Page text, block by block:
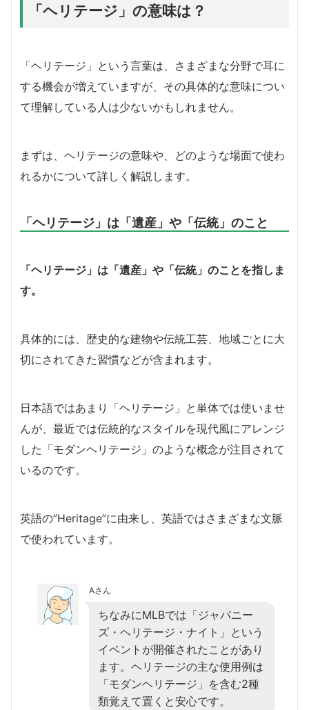
「ヘリテージ」の意味は？
「ヘリテージ」という言葉は、さまざまな分野で耳に
する機会が増えていますが、その具体的な意味につい
て理解している人は少ないかもしれません。
まずは、ヘリテージの意味や、どのような場面で使わ
れるかについて詳しく解説します。
「ヘリテージ」は「遺産」や「伝統」のこと
「ヘリテージ」は「遺産」や「伝統」のことを指しま
す。
具体的には、歴史的な建物や伝統工芸、地域ごとに大
切にされてきた習慣などが含まれます。
日本語ではあまり「ヘリテージ」と単体では使いませ
んが、最近では伝統的なスタイルを現代風にアレンジ
した「モダンヘリテージ」のような概念が注目されて
いるのです。
英語の”Heritage”に由来し、英語ではさまざまな文脈
で使われています。
Aさん
ちなみにMLBでは「ジャパニー
ズ・ヘリテージ・ナイト」という
イベントが開催されたことがあり
ます。ヘリテージの主な使用例は
「モダンヘリテージ」を含む2種
類覚えて置くと安心です。